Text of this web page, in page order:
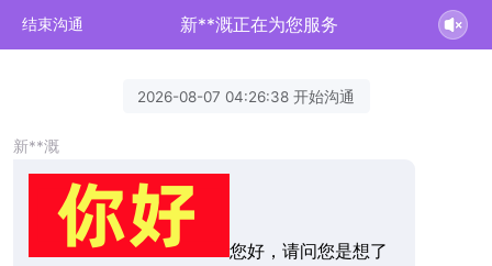
结束沟通 新**溉正在为您服务
2026-08-07 04:26:38 开始沟通
新**溉
您好，请问您是想了